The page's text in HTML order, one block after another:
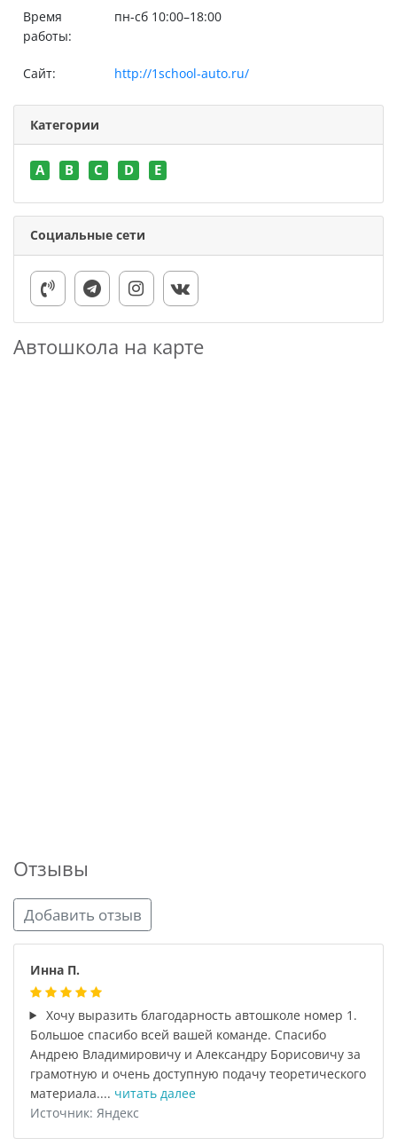
Время
работы:
пн-сб 10:00–18:00
Сайт: http://1school-auto.ru/
Категории
A B C D E
Социальные сети
Автошкола на карте
Отзывы
Добавить отзыв
Инна П.
Хочу выразить благодарность автошколе номер 1.
Большое спасибо всей вашей команде. Спасибо
Андрею Владимировичу и Александру Борисовичу за
грамотную и очень доступную подачу теоретического
материала.... читать далее
Источник: Яндекс